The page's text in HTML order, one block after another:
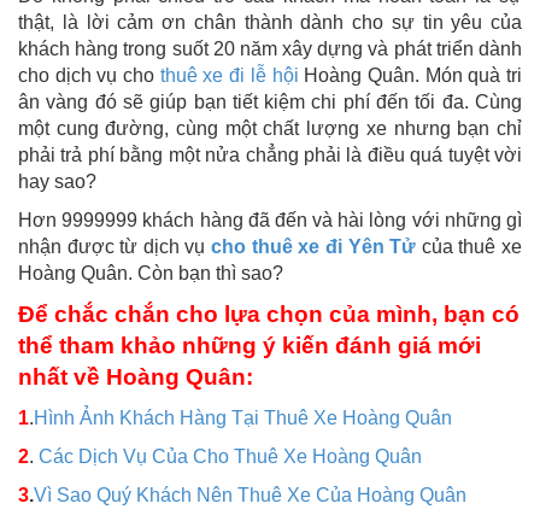
thật, là lời cảm ơn chân thành dành cho sự tin yêu của
khách hàng trong suốt 20 năm xây dựng và phát triển dành
cho dịch vụ cho thuê xe đi lễ hội Hoàng Quân. Món quà tri
ân vàng đó sẽ giúp bạn tiết kiệm chi phí đến tối đa. Cùng
một cung đường, cùng một chất lượng xe nhưng bạn chỉ
phải trả phí bằng một nửa chẳng phải là điều quá tuyệt vời
hay sao?
Hơn 9999999 khách hàng đã đến và hài lòng với những gì
nhận được từ dịch vụ cho thuê xe đi Yên Tử của thuê xe
Hoàng Quân. Còn bạn thì sao?
Để chắc chắn cho lựa chọn của mình, bạn có
thể tham khảo những ý kiến đánh giá mới
nhất về Hoàng Quân:
1.Hình Ảnh Khách Hàng Tại Thuê Xe Hoàng Quân
2. Các Dịch Vụ Của Cho Thuê Xe Hoàng Quân
3.Vì Sao Quý Khách Nên Thuê Xe Của Hoàng Quân